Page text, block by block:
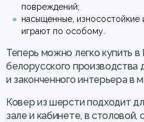
повреждений;
насыщенные, износостойкие
играют по особому.
Теперь можно легко купить
белорусского производства
и законченного интерьера в
Ковер из шерсти подходит
зале и кабинете, в столовой,